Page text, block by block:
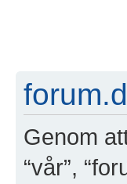
Genom
“vår”,